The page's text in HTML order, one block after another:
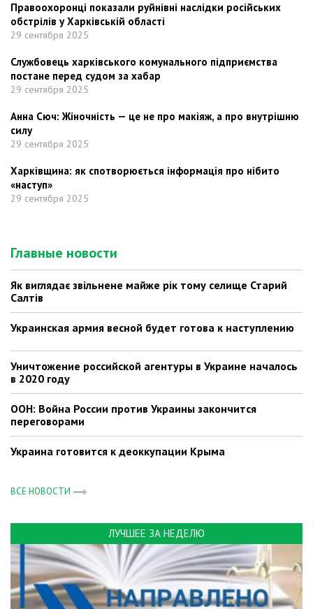
Правоохоронці показали руйнівні наслідки російських
обстрілів у Харківській області
29 сентября 2025
Службовець харківського комунального підприємства
постане перед судом за хабар
29 сентября 2025
Анна Сюч: Жіночність — це не про макіяж, а про внутрішню
силу
29 сентября 2025
Харківщина: як спотворюється інформація про нібито
«наступ»
29 сентября 2025
Главные новости
Як виглядає звільнене майже рік тому селище Старий
Салтів
Украинская армия весной будет готова к наступлению
Уничтожение российской агентуры в Украине началось
в 2020 году
ООН: Война России против Украины закончится
переговорами
Украина готовится к деоккупации Крыма
ВСЕ НОВОСТИ
ЛУЧШЕЕ ЗА НЕДЕЛЮ